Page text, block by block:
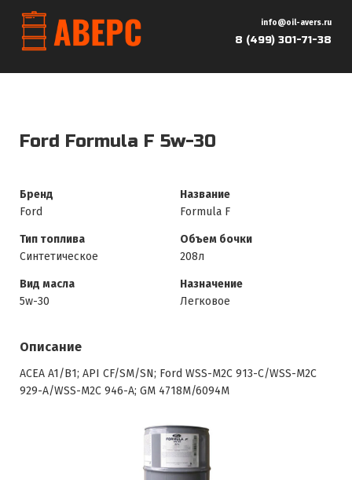
info@oil-avers.ru
8 (499) 301-71-38
Ford Formula F 5w-30
Бренд
Ford
Название
Formula F
Тип топлива
Синтетическое
Объем бочки
208л
Вид масла
5w-30
Назначение
Легковое
Описание
ACEA A1/B1; API CF/SM/SN; Ford WSS-M2C 913-C/WSS-M2C
929-A/WSS-M2C 946-A; GM 4718M/6094M